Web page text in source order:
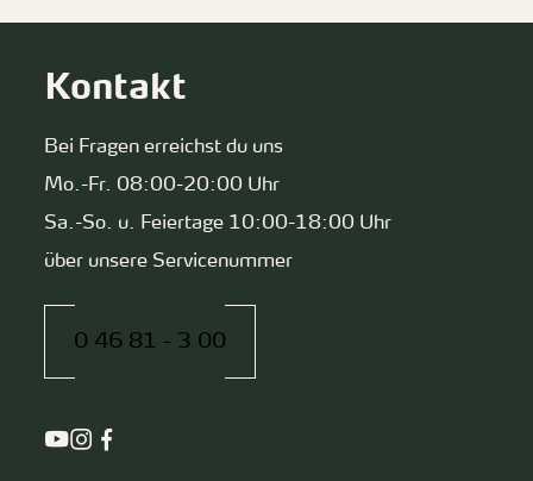
Kontakt
Bei Fragen erreichst du uns
Mo.-Fr. 08:00-20:00 Uhr
Sa.-So. u. Feiertage 10:00-18:00 Uhr
über unsere Servicenummer
0 46 81 - 3 00